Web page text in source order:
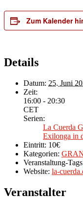
Zum Kalender
Details
Datum: 25. Juni
Zeit:
16:00 - 20:30
CET
Serien:
La Cuerda
Exilonga in
Eintritt: 10€
Kategorien:
Veranstaltung-
Website: la-
Veranstalter